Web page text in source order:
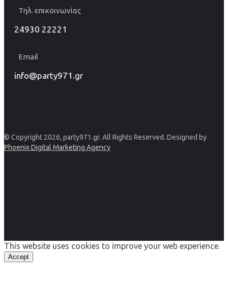
Τηλ. επικοινωνίας
24930 22221
Email
info@party971.gr
© Copyright 2026, party971.gr. All Rights Reserved. Designed by
Phoenix Digital Marketing Agency
This website uses cookies to improve your web experience.
Accept